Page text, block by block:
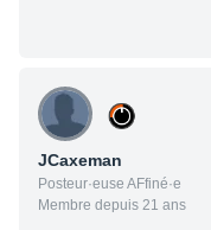
JCaxeman
Posteur·euse AFfiné·e
Membre depuis 21 ans